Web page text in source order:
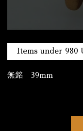
Items under 980
無銘 39mm